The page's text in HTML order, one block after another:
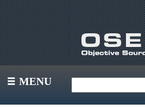
III MENU